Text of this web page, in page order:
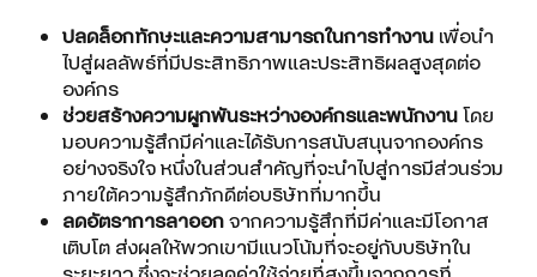
ปลดล็อกทักษะและความสามารถในการทำงาน เพื่อนำ
ไปสู่ผลลัพธ์ที่มีประสิทธิภาพและประสิทธิผลสูงสุดต่อ
องค์กร
ช่วยสร้างความผูกพันระหว่างองค์กรและพนักงานโดย
มอบความรู้สึกมีค่าและได้รับการสนับสนุนจากองค์กร
อย่างจริงใจ หนึ่งในส่วนสำคัญที่จะนำไปสู่การมีส่วนร่วม
ภายใต้ความรู้สึกภักดีต่อบริษัทที่มากขึ้น
ลดอัตราการลาออกจากความรู้สึกที่มีค่าและมีโอกาส
เติบโต ส่งผลให้พวกเขามีแนวโน้มที่จะอยู่กับบริษัทใน